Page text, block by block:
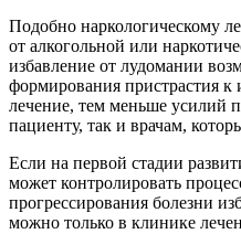
Подобно наркологическому
от алкогольной или
избавление от лудомании
формирования пристрастия к
лечение, тем меньше усилий
пациенту, так и врачам,
Если на первой стадии
может контролировать
прогрессирования болезни
можно только в клинике